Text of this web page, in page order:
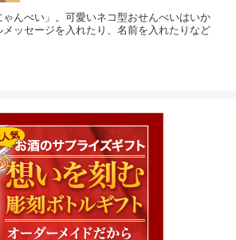
んべい」。可愛いネコ型おせんべいはいか
ッセージを入れたり、名前を入れたりなど